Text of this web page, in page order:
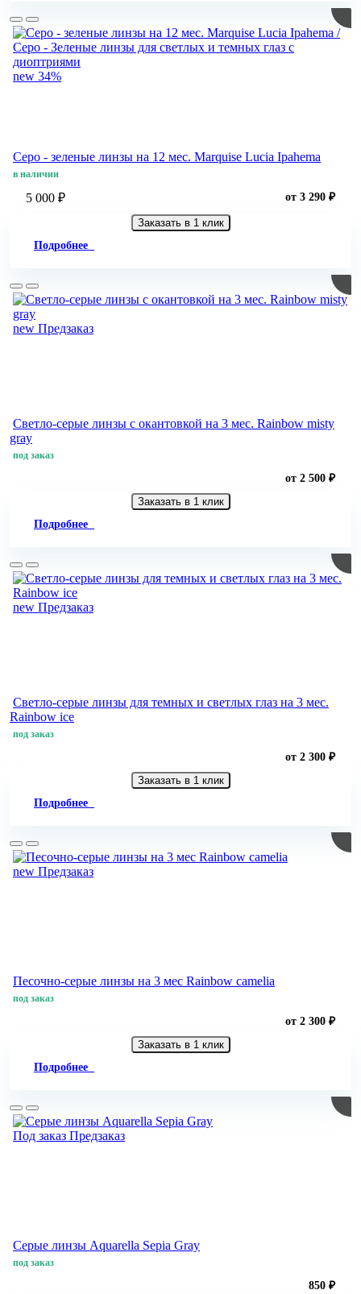
new 34%
Серо - зеленые линзы на 12 мес. Marquise Lucia Ipahema
в наличии
5 000 ₽ от 3 290 ₽
Заказать в 1 клик
Подробнее
new Предзаказ
Светло-серые линзы с окантовкой на 3 мес. Rainbow misty
gray
под заказ
от 2 500 ₽
Заказать в 1 клик
Подробнее
new Предзаказ
Светло-серые линзы для темных и светлых глаз на 3 мес.
Rainbow ice
под заказ
от 2 300 ₽
Заказать в 1 клик
Подробнее
new Предзаказ
Песочно-серые линзы на 3 мес Rainbow camelia
под заказ
от 2 300 ₽
Заказать в 1 клик
Подробнее
Под заказ Предзаказ
Серые линзы Aquarella Sepia Gray
под заказ
850 ₽